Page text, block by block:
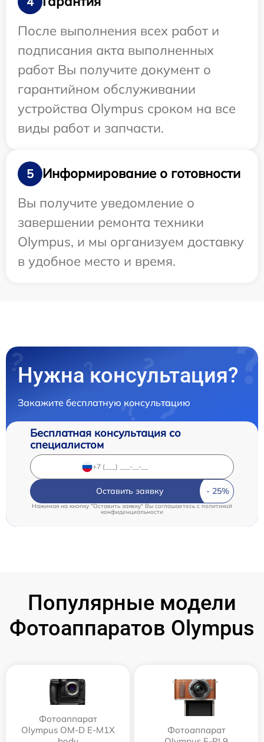
После выполнения всех работ и
подписания акта выполненных
работ Вы получите документ о
гарантийном обслуживании
устройства Olympus сроком на все
виды работ и запчасти.
5
Информирование о готовности
Вы получите уведомление о
завершении ремонта техники
Olympus, и мы организуем доставку
в удобное место и время.
Нужна консультация?
Закажите бесплатную консультацию
Бесплатная консультация со
специалистом
Оставить заявку
Нажимая на кнопку "Оставить заявку" Вы соглашаетесь cполитикой
конфиденциальности
Популярные модели
Фотоаппаратов Olympus
Фотоаппарат
Olympus OM-D E-M1X
Фотоаппарат